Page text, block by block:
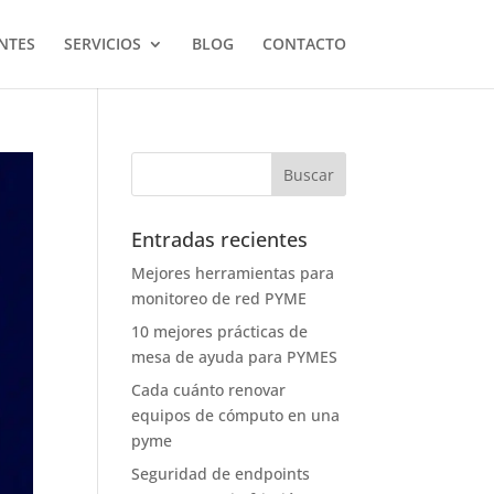
SERVICIOS BLOG CONTACTO
Entradas recientes
Mejores herramientas para
monitoreo de red PYME
10 mejores prácticas de
mesa de ayuda para PYMES
Cada cuánto renovar
equipos de cómputo en una
pyme
Seguridad de endpoints